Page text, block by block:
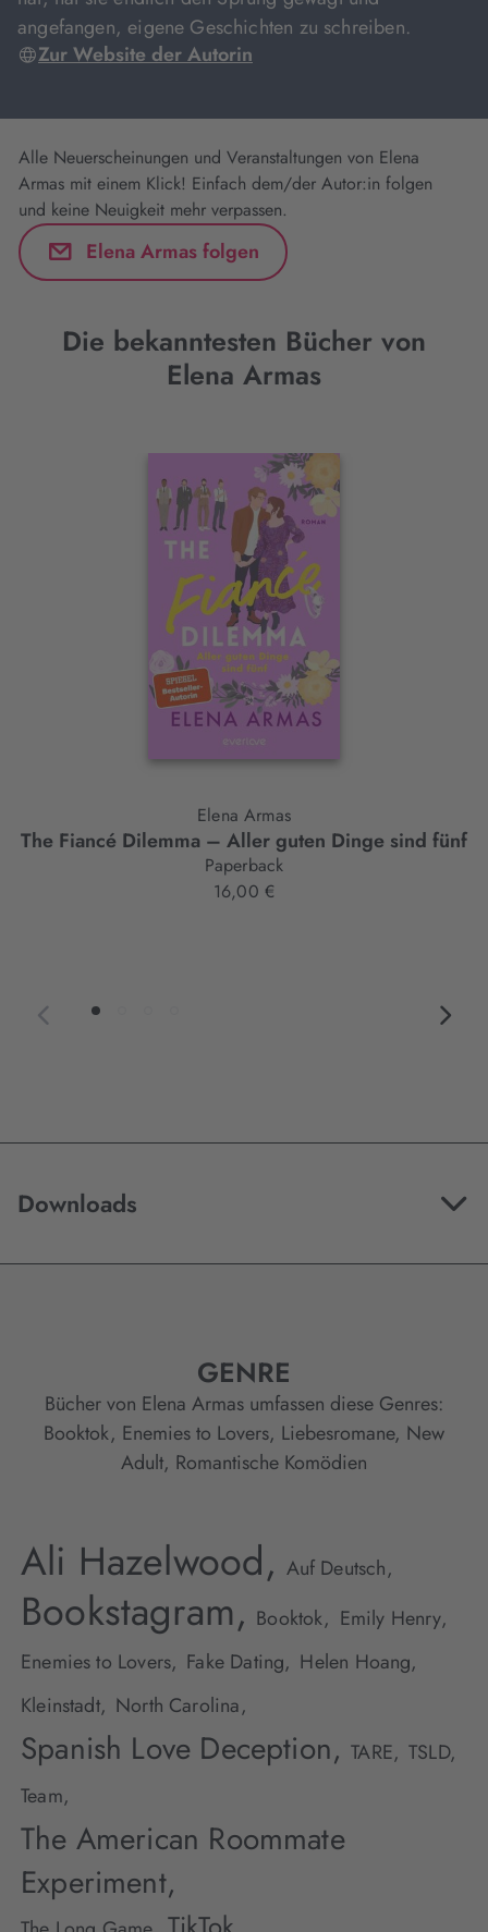
angefangen, eigene Geschichten zu schreiben.
Zur Website der Autorin
Alle Neuerscheinungen und Veranstaltungen von Elena
Armas mit einem Klick! Einfach dem/der Autor:in folgen
und keine Neuigkeit mehr verpassen.
Elena Armas folgen
Die bekanntesten Bücher von
Elena Armas
Elena Armas
The Fiancé Dilemma – Aller guten Dinge sind fünf
Paperback
16,00 €
Downloads
GENRE
Bücher von Elena Armas umfassen diese Genres:
Booktok, Enemies to Lovers, Liebesromane, New
Adult, Romantische Komödien
Ali Hazelwood, Auf Deutsch,
Bookstagram, Booktok, Emily Henry,
Enemies to Lovers, Fake Dating, Helen Hoang,
Kleinstadt, North Carolina,
Spanish Love Deception, TARE, TSLD,
Team,
The American Roommate
Experiment,